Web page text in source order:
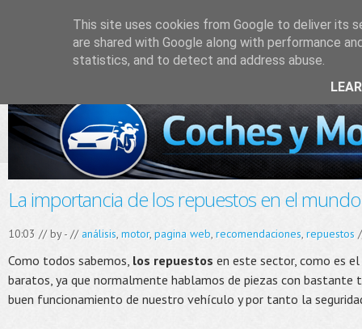
La importancia de los repuestos en el
10:03 // by- // análisis, motor, pagina web, recomendaciones, repuestos
Como todos sabemos, los repuestos en este sector, como es
baratos, ya que normalmente hablamos de piezas con bastante
buen funcionamiento de nuestro vehículo y por tanto la
This site uses cookies from Google to deliver its
are shared with Google along with performance
statistics, and to detect and address abuse.